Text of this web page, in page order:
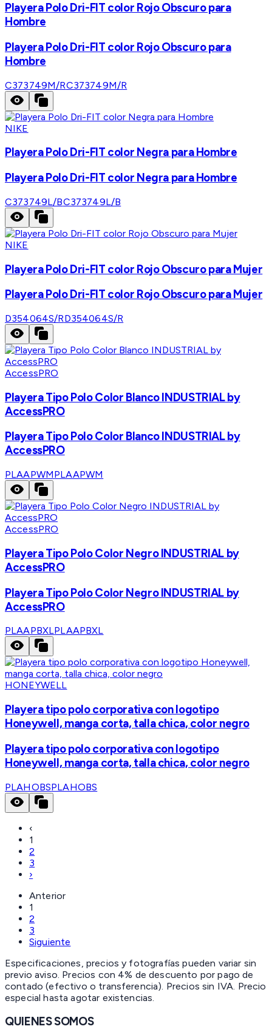
Playera Polo Dri-FIT color Rojo Obscuro para
Hombre
Playera Polo Dri-FIT color Rojo Obscuro para
Hombre
C373749M/RC373749M/R
NIKE
Playera Polo Dri-FIT color Negra para Hombre
Playera Polo Dri-FIT color Negra para Hombre
C373749L/BC373749L/B
NIKE
Playera Polo Dri-FIT color Rojo Obscuro para Mujer
Playera Polo Dri-FIT color Rojo Obscuro para Mujer
D354064S/RD354064S/R
AccessPRO
Playera Tipo Polo Color Blanco INDUSTRIAL by
AccessPRO
Playera Tipo Polo Color Blanco INDUSTRIAL by
AccessPRO
PLAAPWMPLAAPWM
AccessPRO
Playera Tipo Polo Color Negro INDUSTRIAL by
AccessPRO
Playera Tipo Polo Color Negro INDUSTRIAL by
AccessPRO
PLAAPBXLPLAAPBXL
HONEYWELL
Playera tipo polo corporativa con logotipo
Honeywell, manga corta, talla chica, color negro
Playera tipo polo corporativa con logotipo
Honeywell, manga corta, talla chica, color negro
PLAHOBSPLAHOBS
‹
1
2
3
›
Anterior
1
2
3
Siguiente
Especificaciones, precios y fotografías pueden variar sin
previo aviso. Precios con 4% de descuento por pago de
contado (efectivo o transferencia). Precios sin IVA. Precio
especial hasta agotar existencias.
QUIENES SOMOS